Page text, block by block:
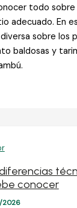
todo sobre
adecuado. En
sobre los
baldosas y
diferencias
conocer
2026